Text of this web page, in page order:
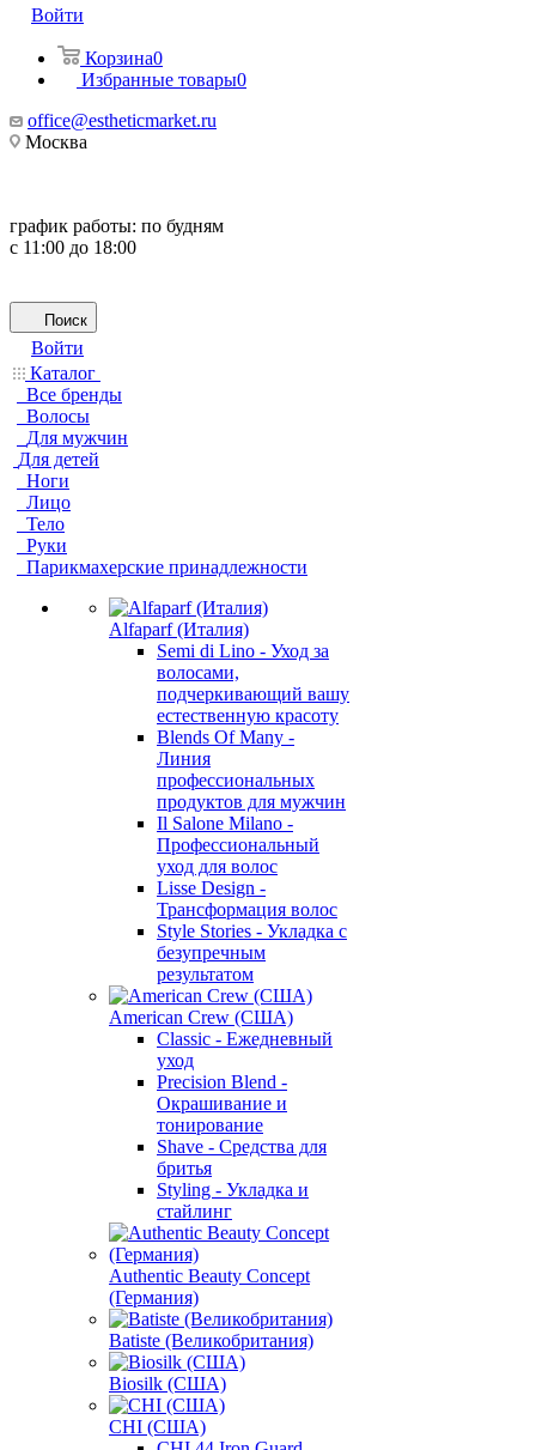
Войти
Корзина0
Избранные товары0
office@estheticmarket.ru
Москва
график работы: по будням
с 11:00 до 18:00
Поиск
Войти
Каталог
Все бренды
Волосы
Для мужчин
Для детей
Ноги
Лицо
Тело
Руки
Парикмахерские принадлежности
Alfaparf (Италия)
Semi di Lino - Уход за
волосами,
подчеркивающий вашу
естественную красоту
Blends Of Many -
Линия
профессиональных
продуктов для мужчин
Il Salone Milano -
Профессиональный
уход для волос
Lisse Design -
Трансформация волос
Style Stories - Укладка с
безупречным
результатом
American Crew (США)
Classic - Ежедневный
уход
Precision Blend -
Окрашивание и
тонирование
Shave - Средства для
бритья
Styling - Укладка и
стайлинг
Authentic Beauty Concept
(Германия)
Batiste (Великобритания)
Biosilk (США)
CHI (США)